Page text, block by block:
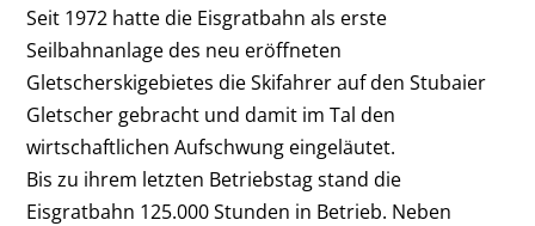
Seit 1972 hatte die Eisgratbahn als erste
Seilbahnanlage des neu eröffneten
Gletscherskigebietes die Skifahrer auf den Stubaier
Gletscher gebracht und damit im Tal den
wirtschaftlichen Aufschwung eingeläutet.
Bis zu ihrem letzten Betriebstag stand die
Eisgratbahn 125.000 Stunden in Betrieb. Neben